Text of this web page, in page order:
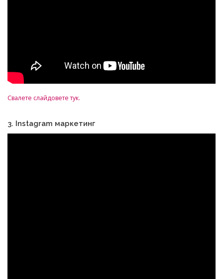
Свалете слайдовете тук.
3. Instagram маркетинг